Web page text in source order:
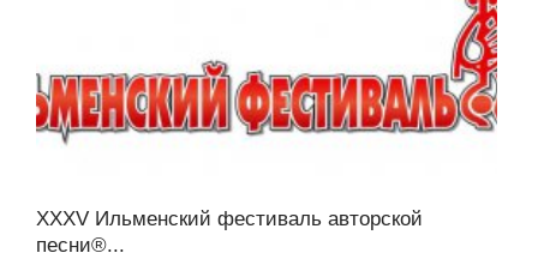
XXXV Ильменский фестиваль авторской
песни®...